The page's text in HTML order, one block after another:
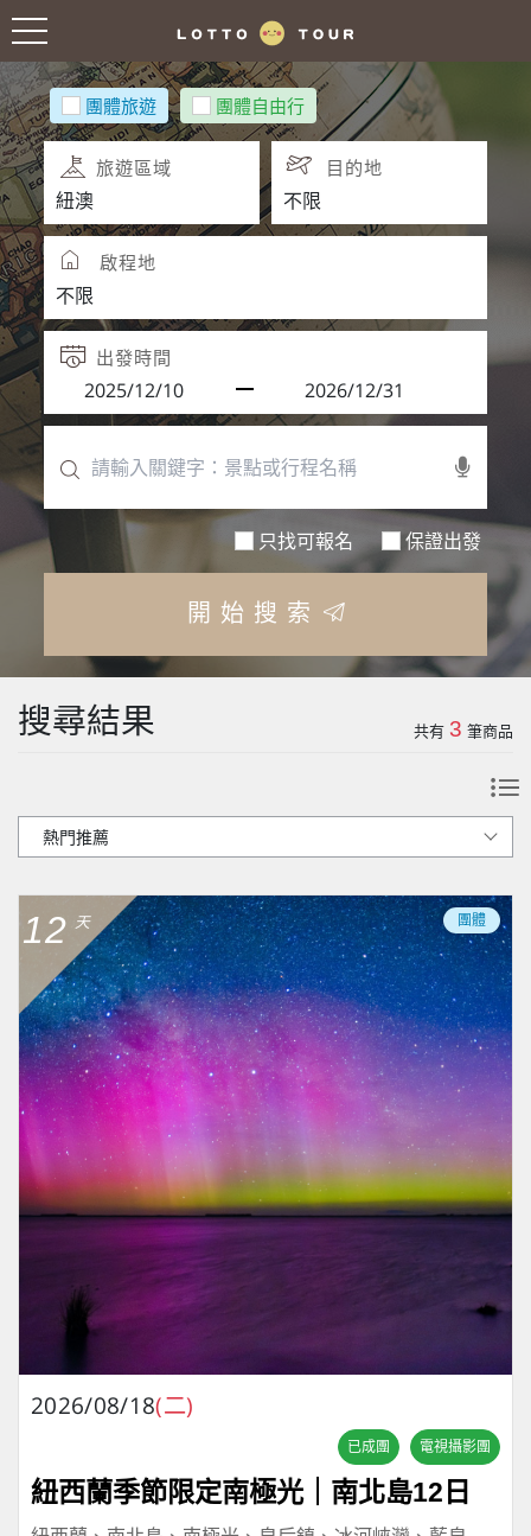
團體旅遊 團體自由行
旅遊區域 目的地
啟程地
出發時間
只找可報名 保證出發
開始搜索
搜尋結果 共有 3 筆商品
12 天 團體
2026/08/18(二)
已成團 電視攝影團
紐西蘭季節限定南極光｜南北島12日